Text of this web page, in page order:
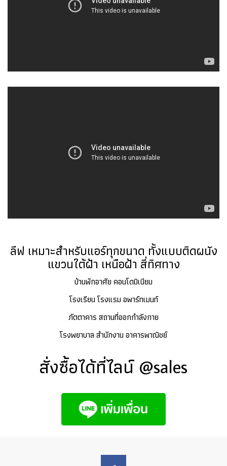
ลีฟ เหมาะสำหรับแอร์ทุกขนาด ทั้งแบบติดผนัง
แขวนใต้ฝ้า เหนือฝ้า สี่ทิศทาง
บ้านพักอาศัย คอนโดมิเนียม
โรงเรียน โรงแรม อพาร์ทเมนท์
ภัตตาคาร สถานที่ออกกำลังกาย
โรงพยาบาล สำนักงาน อาคารพาณิชย์
สั่งซื้อได้ที่ไลน์ @sales